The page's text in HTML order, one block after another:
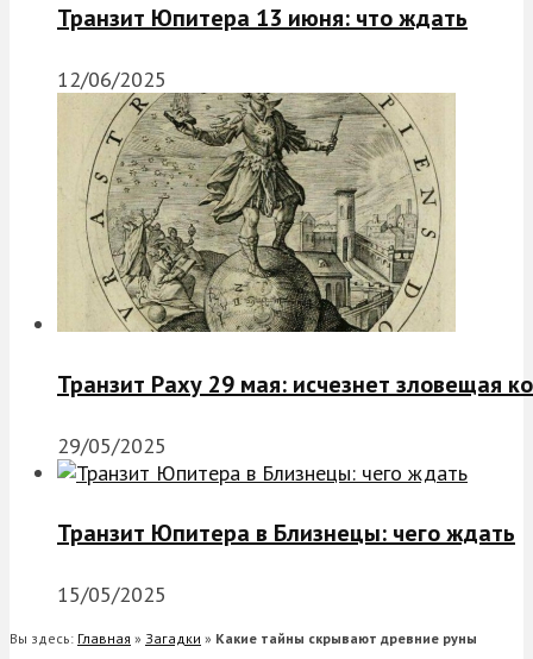
Транзит Юпитера 13 июня: что ждать
12/06/2025
Транзит Раху 29 мая: исчезнет зловещая
29/05/2025
Транзит Юпитера в Близнецы: чего ждать
15/05/2025
Вы здесь: Главная » Загадки » Какие тайны скрывают древние руны